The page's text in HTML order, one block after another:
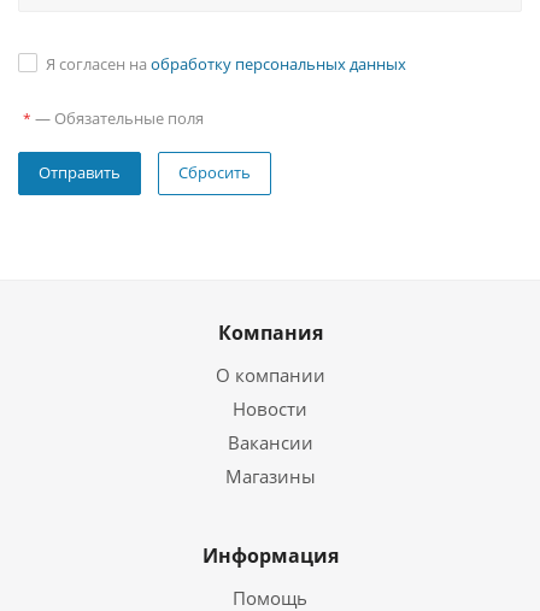
Я согласен на обработку персональных данных
* — Обязательные поля
Сбросить
Компания
О компании
Новости
Вакансии
Магазины
Информация
Помощь